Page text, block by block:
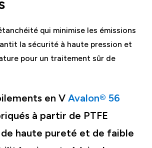
qui minimise les émissions
la sécurité à haute pression et
pour un traitement sûr de
en V Avalon® 56
à partir de PTFE
haute pureté et de faible